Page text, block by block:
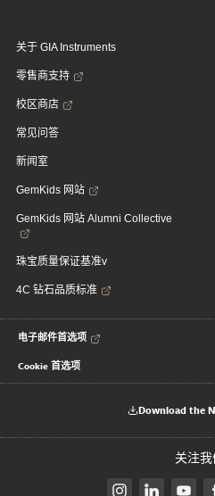
关于 GIA Instruments
零售商支持
校区商店
常见问答
新闻室
GemKids 网站
GemKids 网站 Alumni Collective
珠宝质量保证基准v
4C 钻石品质标准
电子邮件首选项
Cookie 首选项
Download the
关注我